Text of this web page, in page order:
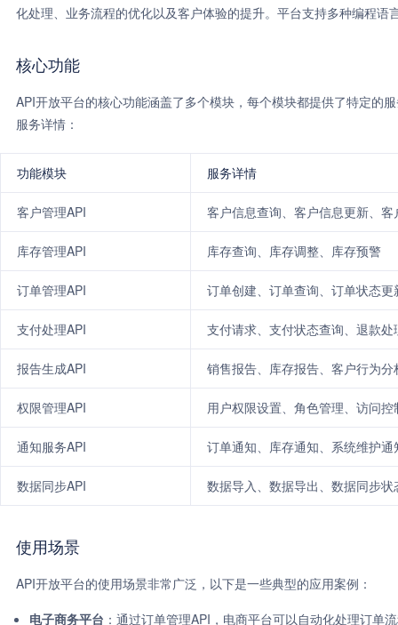
化处理、业务流程的优化以及客户体验的提升。平台支持多种编程语
核心功能
API开放平台的核心功能涵盖了多个模块，每个模块都提供了特定的
服务详情：
功能模块 服务详情
客户管理API 客户信息查询、客户信息更新、客
库存管理API 库存查询、库存调整、库存预警
订单管理API 订单创建、订单查询、订单状态更
支付处理API 支付请求、支付状态查询、退款处
报告生成API 销售报告、库存报告、客户行为分
权限管理API 用户权限设置、角色管理、访问控
通知服务API 订单通知、库存通知、系统维护通
数据同步API 数据导入、数据导出、数据同步状
使用场景
API开放平台的使用场景非常广泛，以下是一些典型的应用案例：
电子商务平台 ：通过订单管理API，电商平台可以自动化处理订单